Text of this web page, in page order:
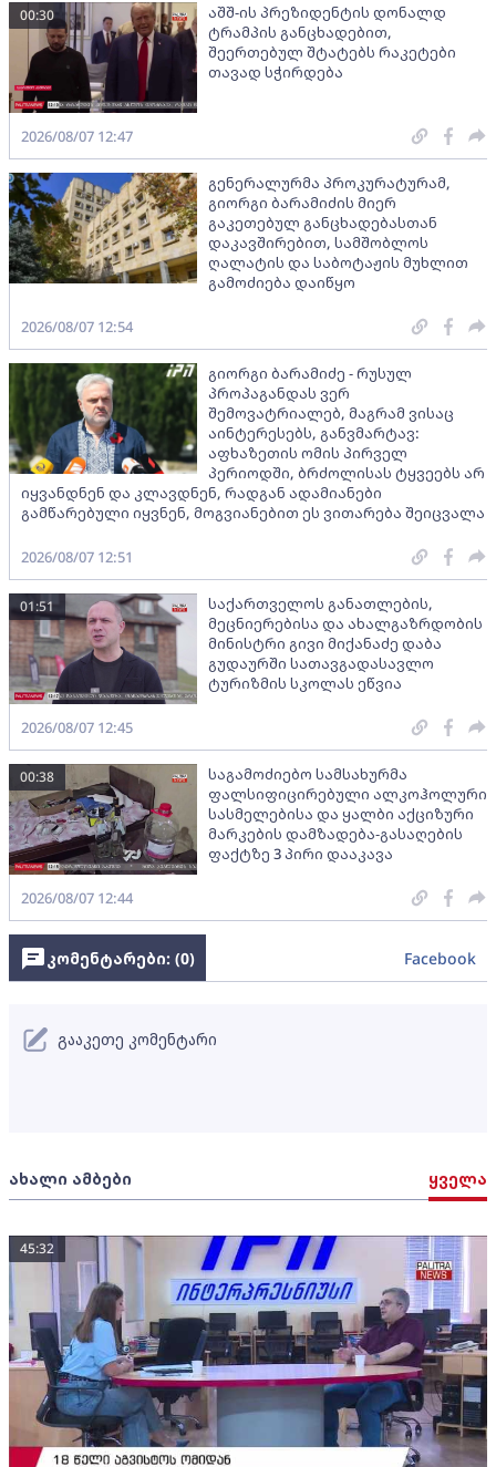
აშშ-ის პრეზიდენტის დონალდ
ტრამპის განცხადებით,
შეერთებულ შტატებს რაკეტები
თავად სჭირდება
00:30
2026/08/07 12:47
გენერალურმა პროკურატურამ,
გიორგი ბარამიძის მიერ
გაკეთებულ განცხადებასთან
დაკავშირებით, სამშობლოს
ღალატის და საბოტაჟის მუხლით
გამოძიება დაიწყო
2026/08/07 12:54
გიორგი ბარამიძე - რუსულ
პროპაგანდას ვერ
შემოვატრიალებ, მაგრამ ვისაც
აინტერესებს, განვმარტავ:
აფხაზეთის ომის პირველ
პერიოდში, ბრძოლისას ტყვეებს არ
იყვანდნენ და კლავდნენ, რადგან ადამიანები
გამწარებული იყვნენ, მოგვიანებით ეს ვითარება შეიცვალა
2026/08/07 12:51
საქართველოს განათლების,
მეცნიერებისა და ახალგაზრდობის
მინისტრი გივი მიქანაძე დაბა
გუდაურში სათავგადასავლო
ტურიზმის სკოლას ეწვია
01:51
2026/08/07 12:45
საგამოძიებო სამსახურმა
ფალსიფიცირებული ალკოჰოლური
სასმელებისა და ყალბი აქციზური
მარკების დამზადება-გასაღების
ფაქტზე 3 პირი დააკავა
00:38
2026/08/07 12:44
ახალი ამბები ყველა
45:32
კომენტარები: (0) Facebook
გააკეთე კომენტარი